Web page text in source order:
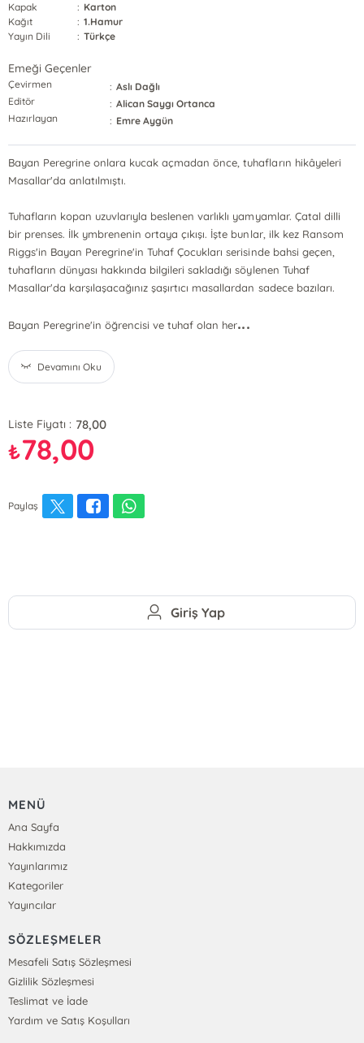
Kapak
: Karton
Kağıt
: 1.Hamur
Yayın Dili
: Türkçe
Emeği Geçenler
Çevirmen : Aslı Dağlı
Editör
: Alican Saygı Ortanca
Hazırlayan
: Emre Aygün
Bayan Peregrine onlara kucak açmadan önce, tuhafların hikâyeleri
Masallar'da anlatılmıştı.
Tuhafların kopan uzuvlarıyla beslenen varlıklı yamyamlar. Çatal dilli
bir prenses. İlk ymbrenenin ortaya çıkışı. İşte bunlar, ilk kez Ransom
Riggs'in Bayan Peregrine'in Tuhaf Çocukları serisinde bahsi geçen,
tuhafların dünyası hakkında bilgileri sakladığı söylenen Tuhaf
Masallar'da karşılaşacağınız şaşırtıcı masallardan sadece bazıları.
Bayan Peregrine'in öğrencisi ve tuhaf olan her...
Devamını Oku
Liste Fiyatı : 78,00
₺78,00
Paylaş
Giriş Yap
MENÜ
Ana Sayfa
Hakkımızda
Yayınlarımız
Kategoriler
Yayıncılar
SÖZLEŞMELER
Mesafeli Satış Sözleşmesi
Gizlilik Sözleşmesi
Teslimat ve İade
Yardım ve Satış Koşulları